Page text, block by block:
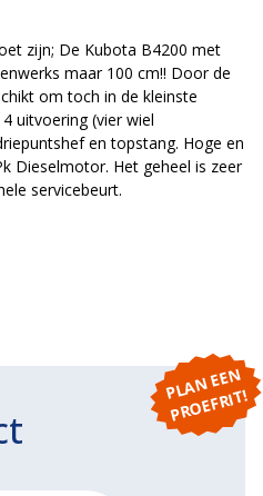
zijn; De Kubota B4200 met
maar 100 cm!! Door de
om toch in de kleinste
uitvoering (vier wiel
en topstang. Hoge en
Dieselmotor. Het geheel is zeer
servicebeurt.
P
L
A
N
E
E
N
P
R
O
E
F
RI
T!